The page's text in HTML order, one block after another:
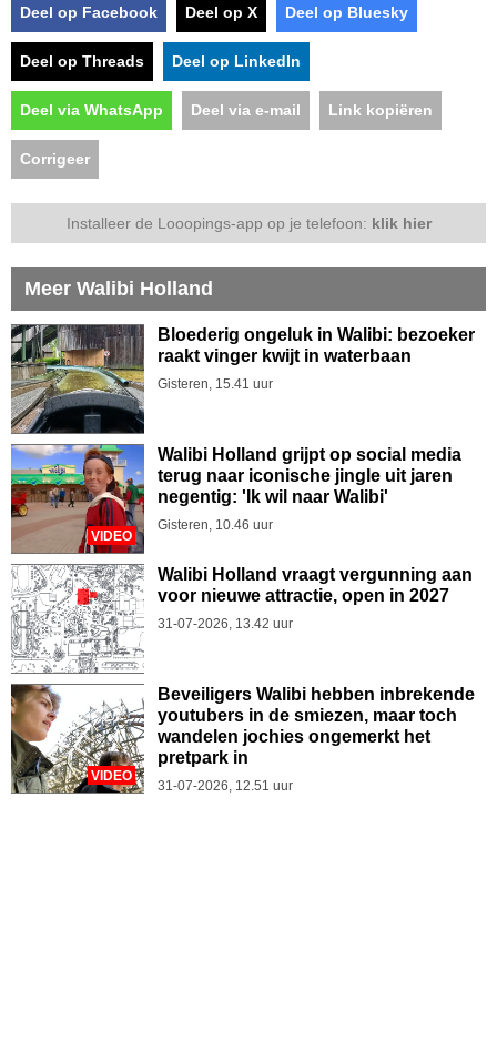
Deel op Facebook Deel op X Deel op Bluesky
Deel op Threads Deel op LinkedIn
Deel via WhatsApp Deel via e-mail Link kopiëren
Corrigeer
Installeer de Looopings-app op je telefoon: klik hier
Meer Walibi Holland
Bloederig ongeluk in Walibi: bezoeker
raakt vinger kwijt in waterbaan
Gisteren, 15.41 uur
VIDEO
Walibi Holland grijpt op social media
terug naar iconische jingle uit jaren
negentig: 'Ik wil naar Walibi'
Gisteren, 10.46 uur
Walibi Holland vraagt vergunning aan
voor nieuwe attractie, open in 2027
31-07-2026, 13.42 uur
VIDEO
Beveiligers Walibi hebben inbrekende
youtubers in de smiezen, maar toch
wandelen jochies ongemerkt het
pretpark in
31-07-2026, 12.51 uur